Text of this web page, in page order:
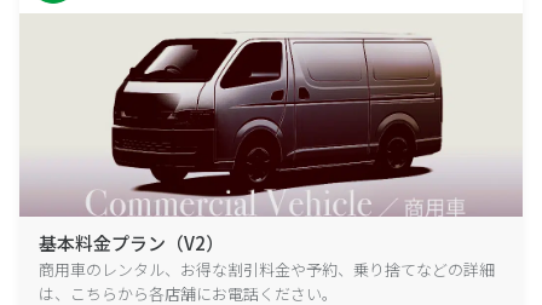
基本料金プラン（V2）
商用車のレンタル、お得な割引料金や予約、乗り捨てなどの詳細
は、こちらから各店舗にお電話ください。